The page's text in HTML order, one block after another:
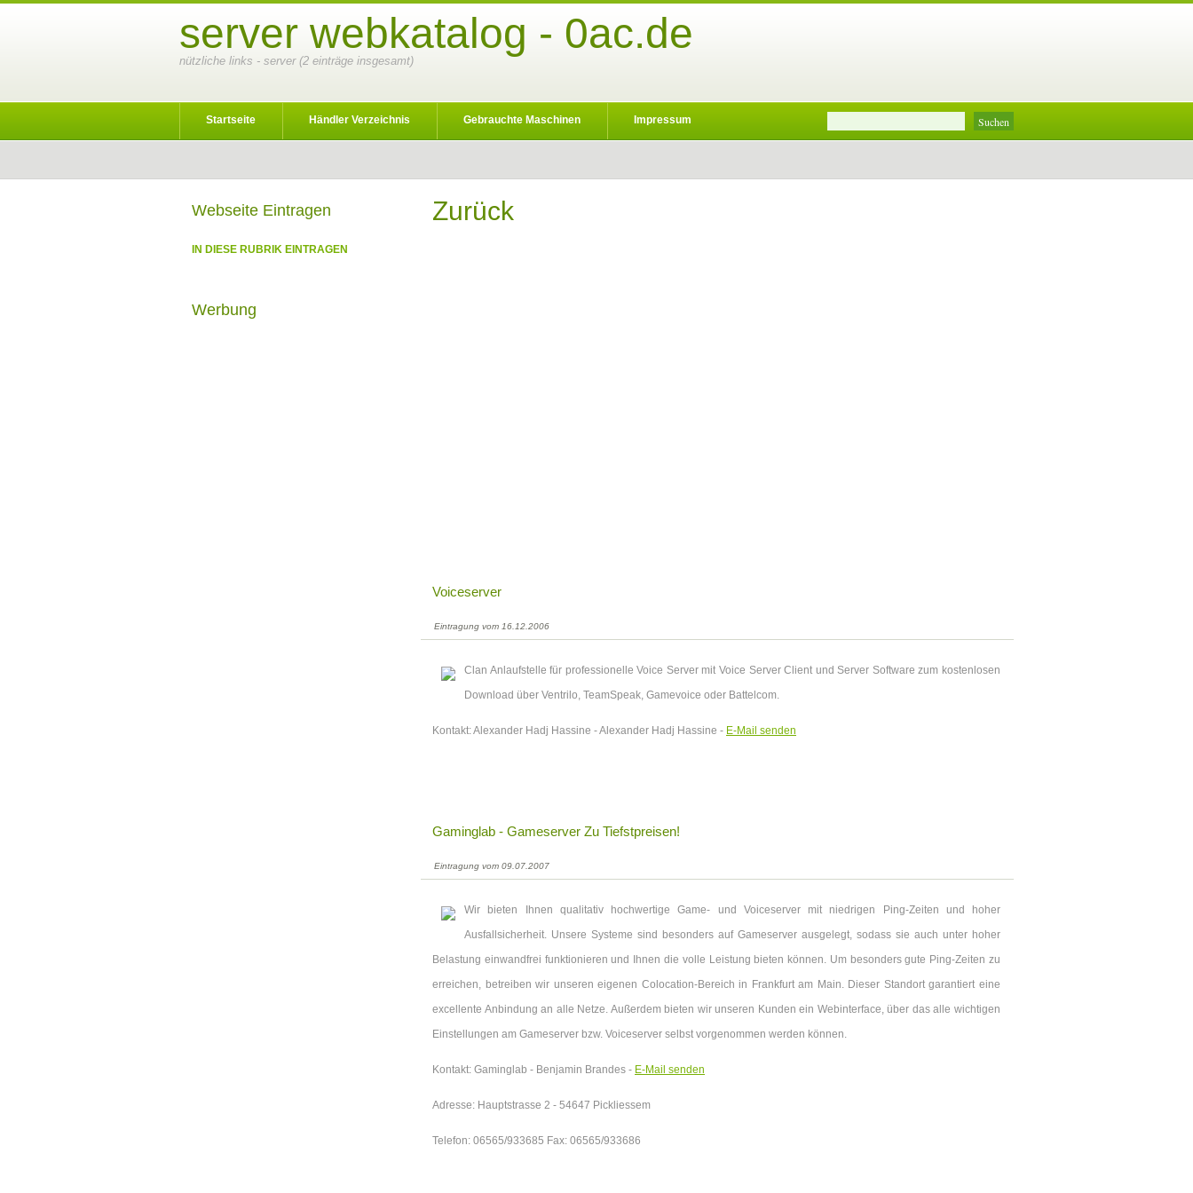
server webkatalog - 0ac.de
nützliche links - server (2 einträge insgesamt)
Startseite Händler Verzeichnis Gebrauchte Maschinen Impressum
Zurück
Voiceserver
Eintragung vom 16.12.2006
Clan Anlaufstelle für professionelle Voice Server mit Voice Server Client und Server Software zum kostenlosen
Download über Ventrilo, TeamSpeak, Gamevoice oder Battelcom.
Kontakt: Alexander Hadj Hassine - Alexander Hadj Hassine - E-Mail senden
Gaminglab - Gameserver Zu Tiefstpreisen!
Eintragung vom 09.07.2007
Wir bieten Ihnen qualitativ hochwertige Game- und Voiceserver mit niedrigen Ping-Zeiten und hoher
Ausfallsicherheit. Unsere Systeme sind besonders auf Gameserver ausgelegt, sodass sie auch unter hoher
Belastung einwandfrei funktionieren und Ihnen die volle Leistung bieten können. Um besonders gute Ping-Zeiten zu
erreichen, betreiben wir unseren eigenen Colocation-Bereich in Frankfurt am Main. Dieser Standort garantiert eine
excellente Anbindung an alle Netze. Außerdem bieten wir unseren Kunden ein Webinterface, über das alle wichtigen
Einstellungen am Gameserver bzw. Voiceserver selbst vorgenommen werden können.
Kontakt: Gaminglab - Benjamin Brandes - E-Mail senden
Adresse: Hauptstrasse 2 - 54647 Pickliessem
Telefon: 06565/933685 Fax: 06565/933686
Webseite Eintragen
IN DIESE RUBRIK EINTRAGEN
Werbung